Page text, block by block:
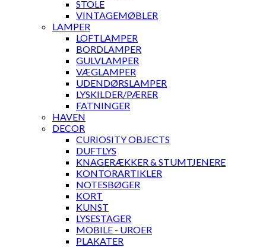
STOLE
VINTAGEMØBLER
LAMPER
LOFTLAMPER
BORDLAMPER
GULVLAMPER
VÆGLAMPER
UDENDØRSLAMPER
LYSKILDER/PÆRER
FATNINGER
HAVEN
DECOR
CURIOSITY OBJECTS
DUFTLYS
KNAGERÆKKER & STUMTJENERE
KONTORARTIKLER
NOTESBØGER
KORT
KUNST
LYSESTAGER
MOBILE - UROER
PLAKATER